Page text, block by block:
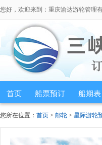
您好，欢迎来到：重庆渝达游轮管理
首页 船票预订 船期表
您所在位置： 首页 > 邮轮 > 星际游轮